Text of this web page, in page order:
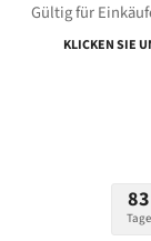
CPIs
Gültig für
KLICKEN SIE
83
Tage